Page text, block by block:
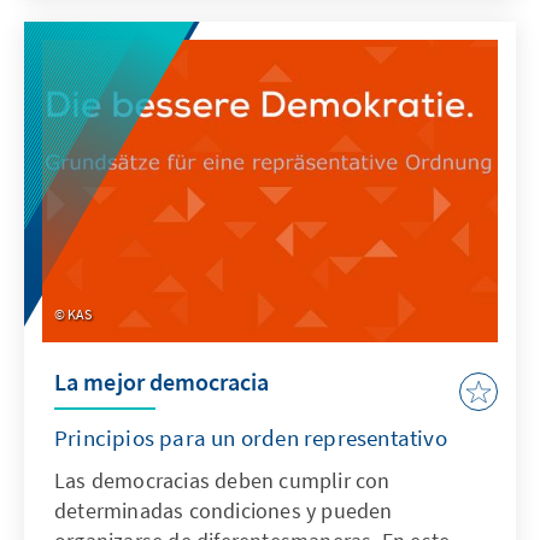
publicación es contribuir con la experiencia y
conocimiento que hemos adquirido a lo largo
de estos años a entender las complejas
racionalidades que explican los conflictos
sociales en el Perú.
KAS
La mejor democracia
Principios para un orden representativo
Las democracias deben cumplir con
determinadas condiciones y pueden